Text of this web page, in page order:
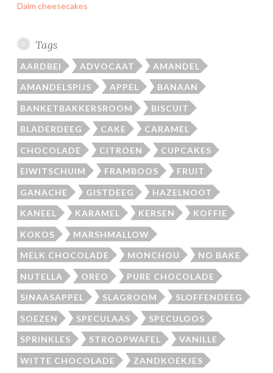
Daim cheesecakes
Tags
AARDBEI ADVOCAAT AMANDEL
AMANDELSPIJS APPEL BANAAN
BANKETBAKKERSROOM BISCUIT
BLADERDEEG CAKE CARAMEL
CHOCOLADE CITROEN CUPCAKES
EIWITSCHUIM FRAMBOOS FRUIT
GANACHE GISTDEEG HAZELNOOT
KANEEL KARAMEL KERSEN KOFFIE
KOKOS MARSHMALLOW
MELK CHOCOLADE MONCHOU NO BAKE
NUTELLA OREO PURE CHOCOLADE
SINAASAPPEL SLAGROOM SLOFFENDEEG
SOEZEN SPECULAAS SPECULOOS
SPRINKLES STROOPWAFEL VANILLE
WITTE CHOCOLADE ZANDKOEKJES